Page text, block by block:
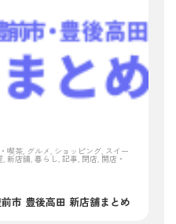
喫茶, グルメ, ショッピング, スイー
新店舗, 暮らし, 記事, 閉店, 開店・
市 豊後高田 新店舗まとめ